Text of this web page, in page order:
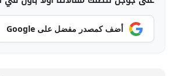
أضف كمصدر مفضل على Google